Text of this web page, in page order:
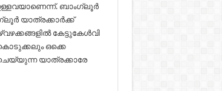
ബാംഗ്ലൂർ
യാത്രക്കാർക്ക്
കേട്ടുകേൾവി
ഒക്കെ
യാത്രക്കാരേ